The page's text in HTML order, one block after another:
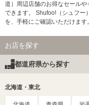
道）周辺店舗のお得なセール
できます。 Shufoo!（シュフー
を、手軽にご確認いただけます
お店を探す
都道府県から探す
北海道・東北